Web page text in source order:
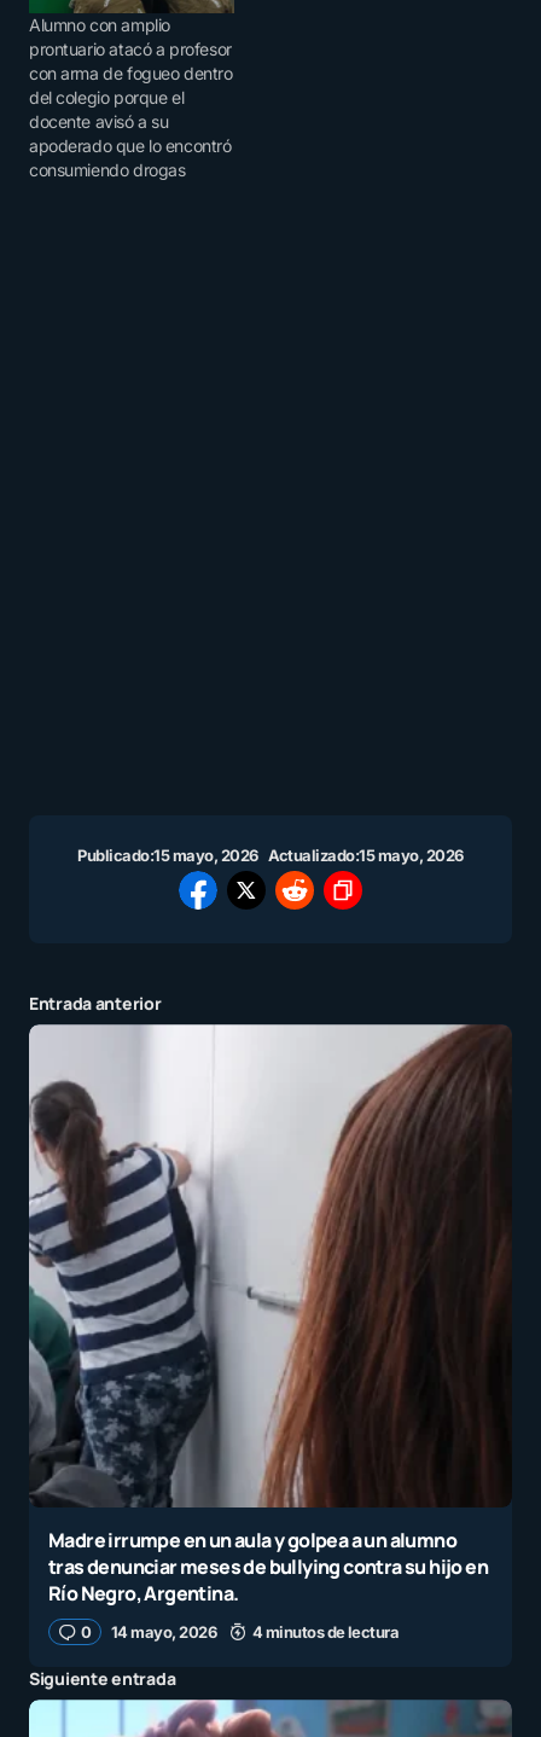
Alumno con amplio
prontuario atacó a profesor
con arma de fogueo dentro
del colegio porque el
docente avisó a su
apoderado que lo encontró
consumiendo drogas
Publicado:15 mayo, 2026 Actualizado:15 mayo, 2026
Entrada anterior
Madre irrumpe en un aula y golpea a un alumno
tras denunciar meses de bullying contra su hijo en
Río Negro, Argentina.
0 14 mayo, 2026 4 minutos de lectura
Siguiente entrada